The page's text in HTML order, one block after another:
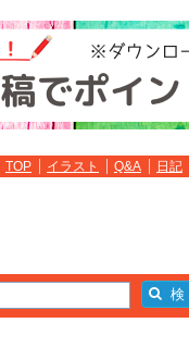
TOP イラスト Q&A 日記